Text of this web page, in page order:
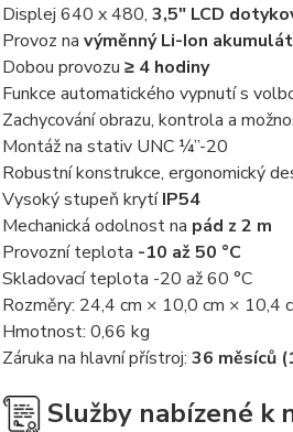
Displej 640 x 480, 3,5" LCD
Provoz na výměnný Li-Ion
Dobou provozu ≥ 4 hodiny
Funkce automatického vypnutí s
Zachycování obrazu, kontrola a
Montáž na stativ UNC ¼”-20
Robustní konstrukce, ergonomický
Vysoký stupeň krytíIP54
Mechanická odolnost na pád z 2 m
Provozní teplota -10 až 50 °C
Skladovací teplota -20 až 60 °C
Rozměry: 24,4 cm × 10,0 cm × 10,4
Hmotnost: 0,66 kg
Záruka na hlavní přístroj: 36 měsíců
Služby nabízené k